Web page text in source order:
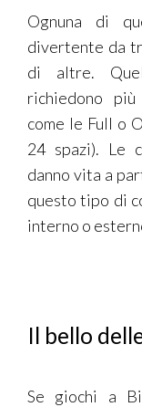
Ognuna di
divertente da
di altre.
richiedono
come le Full o
24 spazi). Le
danno vita a
questo tipo di
interno o
Il bello
Se giochi a